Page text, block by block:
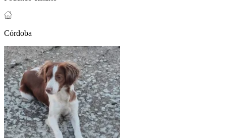
Córdoba